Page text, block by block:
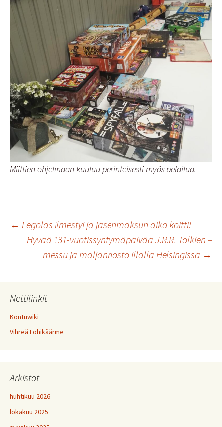
Miittien ohjelmaan kuuluu perinteisesti myös pelailua.
Artikkelien
selaus
← Legolas ilmestyi ja jäsenmaksun aika koitti!
Hyvää 131-vuotissyntymäpäivää J.R.R. Tolkien –
messu ja maljannosto illalla Helsingissä →
Nettilinkit
Kontuwiki
Vihreä Lohikäärme
Arkistot
huhtikuu 2026
lokakuu 2025